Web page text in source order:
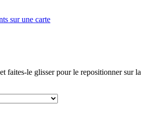
sur une carte
faites-le glisser pour le repositionner sur la